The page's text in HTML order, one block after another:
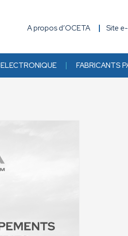
A propos d’OCETA Site
ELECTRONIQUE FABRICANTS